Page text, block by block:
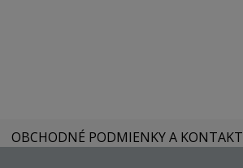
OBCHODNÉ PODMIENKY A KONTAKT